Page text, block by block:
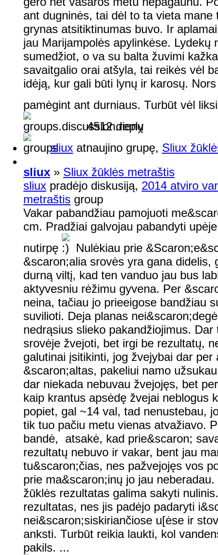
ant dugninės, tai dėl to ta vieta
grynas atsitiktinumas buvo. Ir
jau Marijampolės apylinkėse. Lydekų
sumedžiot, o va su balta žuvimi
savaitgalio orai atšyla, tai reikės vėl
idėją, kur gali būti lynų ir karosų.
pamėgint ant durniaus. Turbūt vėl
4512 dienų
sliux atnaujino grupę, Sliux
sliux » Sliux žūklės metraštis
sliux pradėjo diskusiją, 2014 atviro
metraštis group
Vakar pabandžiau pamojuoti
cm. Pradžiai galvojau pabandyti
nutirpę
Nulėkiau prie
&scaron;alia srovės yra gana didelis,
durną viltį, kad ten vanduo jau bus
aktyvesniu rėžimu gyvena. Per
neina, tačiau jo prieeigose bandžiau
suvilioti. Deja planas
nedrąsius slieko pakandžiojimus.
srovėje žvejoti, bet irgi be rezultatų,
galutinai įsitikinti, jog žvejybai dar
&scaron;altas, pakeliui namo
dar niekada nebuvau žvejojęs, bet
kaip krantus apsėdę žvejai neblogus
popiet, gal ~14 val, tad nenustebau,
tik tuo pačiu metu vienas atvažiavo.
bandė, atsakė, kad prie&scaron;
rezultatų nebuvo ir vakar, bent jau
tu&scaron;čias, nes pažvejojęs vos
prie ma&scaron;inų jo jau
žūklės rezultatas galima sakyti
rezultatas, nes jis padėjo padaryti
nei&scaron;siskiriančiose u[ėse ir
anksti. Turbūt reikia laukti, kol
pakils. ...